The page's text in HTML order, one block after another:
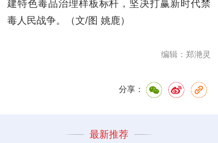
建特色毒品治理样板标杆，坚决打赢新时代禁
毒人民战争。（文/图 姚鹿）
编辑：郑滟灵
分享：
最新推荐